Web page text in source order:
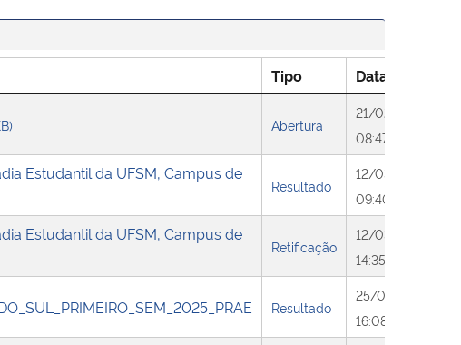
Tipo Data
Abertura
21/02/2025
08:47
Estudantil da UFSM, Campus de
Resultado
12/03/2025
09:40
Estudantil da UFSM, Campus de
Retificação
12/03/2025
14:35
Resultado
25/03/2025
16:08